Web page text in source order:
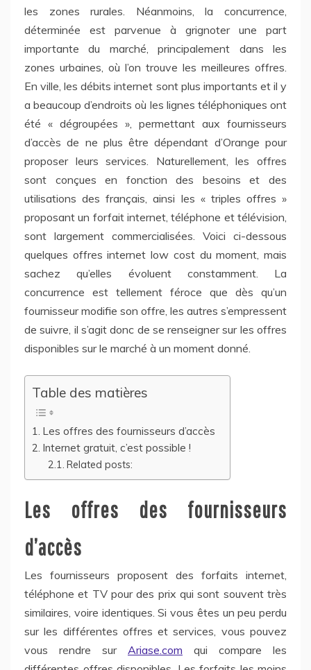
les zones rurales. Néanmoins, la concurrence,
déterminée est parvenue à grignoter une part
importante du marché, principalement dans les
zones urbaines, où l’on trouve les meilleures offres.
En ville, les débits internet sont plus importants et il y
a beaucoup d’endroits où les lignes téléphoniques ont
été « dégroupées », permettant aux fournisseurs
d’accès de ne plus être dépendant d’Orange pour
proposer leurs services. Naturellement, les offres
sont conçues en fonction des besoins et des
utilisations des français, ainsi les « triples offres »
proposant un forfait internet, téléphone et télévision,
sont largement commercialisées. Voici ci-dessous
quelques offres internet low cost du moment, mais
sachez qu’elles évoluent constamment. La
concurrence est tellement féroce que dès qu’un
fournisseur modifie son offre, les autres s’empressent
de suivre, il s’agit donc de se renseigner sur les offres
disponibles sur le marché à un moment donné.
Table des matières
Les offres des fournisseurs d’accès
Internet gratuit, c’est possible !
Related posts:
Les offres des fournisseurs
d’accès
Les fournisseurs proposent des forfaits internet,
téléphone et TV pour des prix qui sont souvent très
similaires, voire identiques. Si vous êtes un peu perdu
sur les différentes offres et services, vous pouvez
vous rendre sur Ariase.com qui compare les